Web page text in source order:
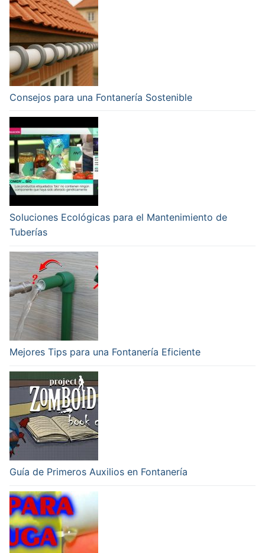
Consejos para una Fontanería Sostenible
Soluciones Ecológicas para el Mantenimiento de
Tuberías
Mejores Tips para una Fontanería Eficiente
Guía de Primeros Auxilios en Fontanería